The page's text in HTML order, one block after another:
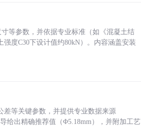
等参数，并依据专业标准（如《混凝土结
度C30下设计值约80kN）。内容涵盖安装
差等关键参数，并提供专业数据来源
给出精确推荐值（Φ5.18mm），并附加工艺